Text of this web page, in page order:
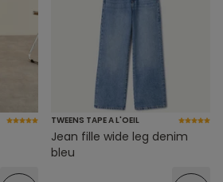
TWEENS TAPE A L'OEIL
Jean fille wide leg denim
bleu